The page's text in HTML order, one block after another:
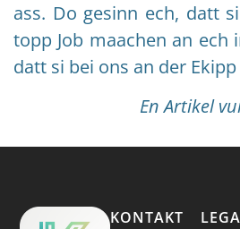
ass. Do gesinn ech, datt
topp Job maachen an ech
datt si bei ons an der
En Artikel
KONTAKT